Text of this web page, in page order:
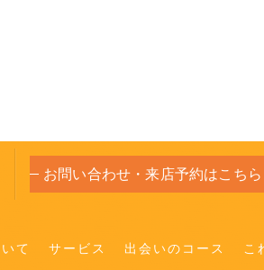
お問い合わせ・来店予約はこちら
て サービス 出会いのコース こ